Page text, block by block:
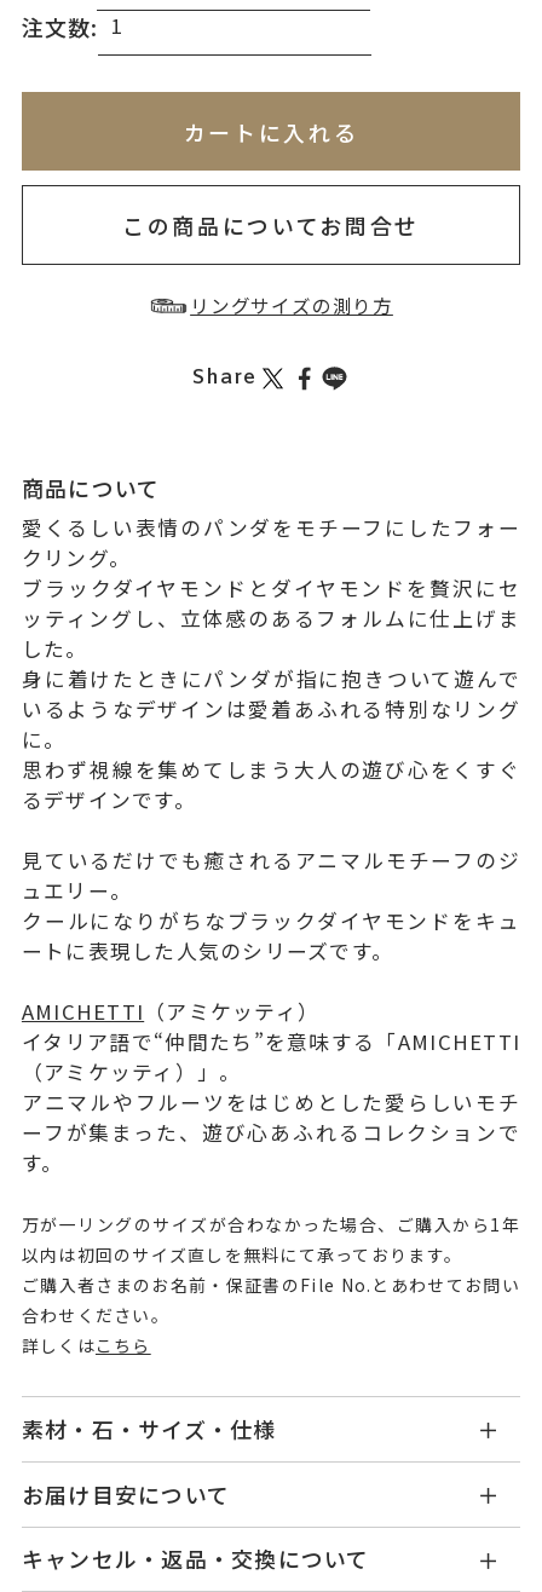
注文数:
希望する
希望しない
お届け目安：約2ヶ月以内カートに入れる
この商品についてお問合せ
リングサイズの測り方
Share
商品について
愛くるしい表情のパンダをモチーフにしたフォー
クリング。
ブラックダイヤモンドとダイヤモンドを贅沢にセ
ッティングし、立体感のあるフォルムに仕上げま
した。
身に着けたときにパンダが指に抱きついて遊んで
いるようなデザインは愛着あふれる特別なリング
に。
思わず視線を集めてしまう大人の遊び心をくすぐ
るデザインです。
見ているだけでも癒されるアニマルモチーフのジ
ュエリー。
クールになりがちなブラックダイヤモンドをキュ
ートに表現した人気のシリーズです。
AMICHETTI （アミケッティ）
イタリア語で“仲間たち”を意味する「AMICHETTI
（アミケッティ）」。
アニマルやフルーツをはじめとした愛らしいモチ
ーフが集まった、遊び心あふれるコレクションで
す。
万が一リングのサイズが合わなかった場合、ご購入から1年
以内は初回のサイズ直しを無料にて承っております。
ご購入者さまのお名前・保証書のFile No.とあわせてお問い
合わせください。
詳しくはこちら
素材・石・サイズ・仕様
品番
GL1089R001BLWB
素材
K18ホワイトゴールド
お届け目安について
せ。
キャンセル・返品・交換について